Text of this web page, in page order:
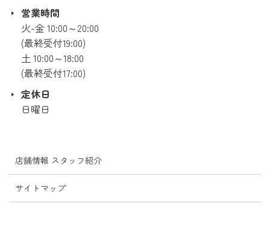
営業時間
火-金 10:00～20:00
(最終受付19:00)
土 10:00～18:00
(最終受付17:00)
定休日
日曜日
店舗情報 スタッフ紹介
サイトマップ